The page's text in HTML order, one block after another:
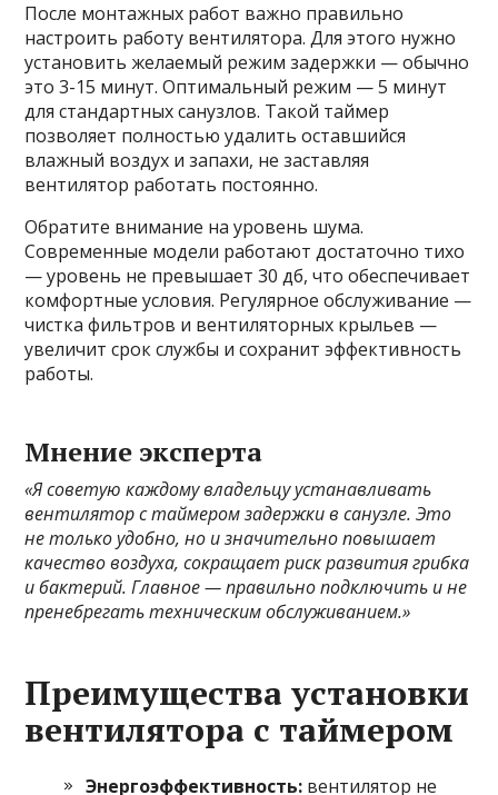
После монтажных работ важно правильно
настроить работу вентилятора. Для этого нужно
установить желаемый режим задержки — обычно
это 3-15 минут. Оптимальный режим — 5 минут
для стандартных санузлов. Такой таймер
позволяет полностью удалить оставшийся
влажный воздух и запахи, не заставляя
вентилятор работать постоянно.
Обратите внимание на уровень шума.
Современные модели работают достаточно тихо
— уровень не превышает 30 дб, что обеспечивает
комфортные условия. Регулярное обслуживание —
чистка фильтров и вентиляторных крыльев —
увеличит срок службы и сохранит эффективность
работы.
Мнение эксперта
«Я советую каждому владельцу устанавливать
вентилятор с таймером задержки в санузле. Это
не только удобно, но и значительно повышает
качество воздуха, сокращает риск развития грибка
и бактерий. Главное — правильно подключить и не
пренебрегать техническим обслуживанием.»
Преимущества установки
вентилятора с таймером
Энергоэффективность: вентилятор не